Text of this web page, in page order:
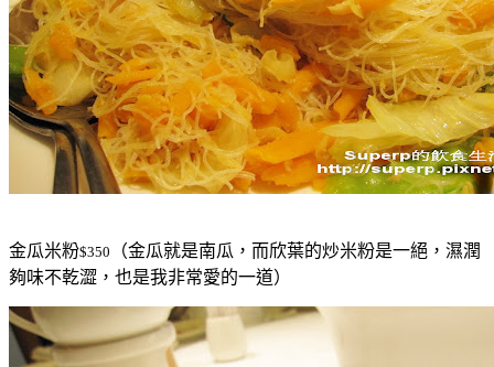
金瓜米粉$350
（金瓜就是南瓜，而欣葉的炒米粉是一絕，濕潤
夠味不乾澀，也是我非常愛的一道）